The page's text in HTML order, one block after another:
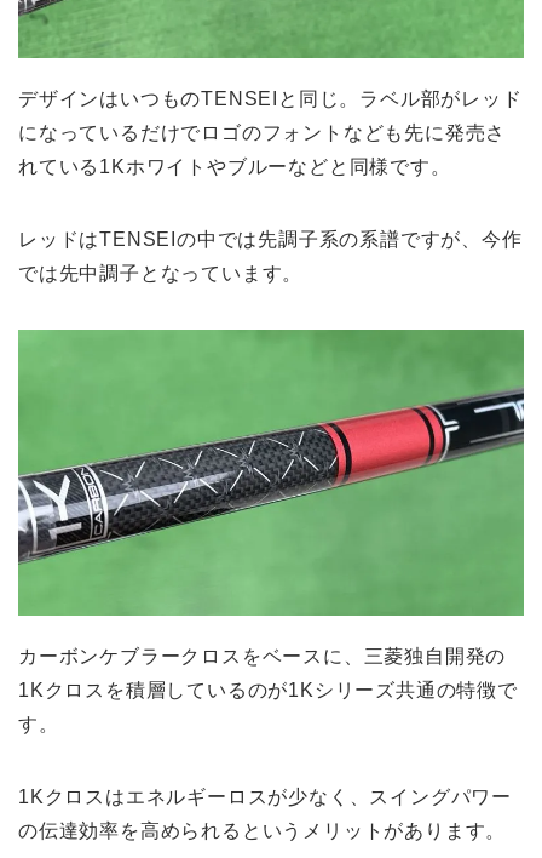
デザインはいつものTENSEIと同じ。ラベル部がレッド
になっているだけでロゴのフォントなども先に発売さ
れている1Kホワイトやブルーなどと同様です。
レッドはTENSEIの中では先調子系の系譜ですが、今作
では先中調子となっています。
カーボンケブラークロスをベースに、三菱独自開発の
1Kクロスを積層しているのが1Kシリーズ共通の特徴で
す。
1Kクロスはエネルギーロスが少なく、スイングパワー
の伝達効率を高められるというメリットがあります。